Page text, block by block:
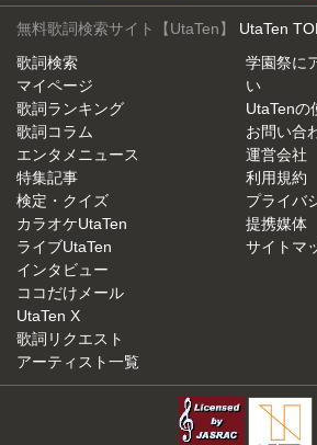
無料歌詞検索サイト【UtaTen】 UtaTen
歌詞検索
マイページ
歌詞ランキング
歌詞コラム
エンタメニュース
特集記事
検定・クイズ
カラオケUtaTen
ライブUtaTen
インタビュー
ココだけメール
UtaTen X
歌詞リクエスト
アーティスト一覧
学園祭に
い
UtaTenの
お問い合
運営会社
利用規約
プライバ
提携媒体
サイトマ